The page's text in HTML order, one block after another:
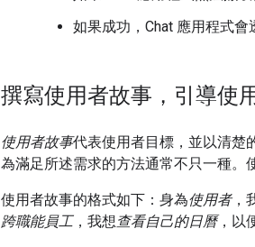
如果成功，Chat 應用程式會
撰寫使用者故事，引導使
使用者故事代表使用者目標，並以清楚
為滿足所述需求的方法通常不只一種。
使用者故事的格式如下：身為使用者，
跨職能員工，我想查看自己的日曆，以